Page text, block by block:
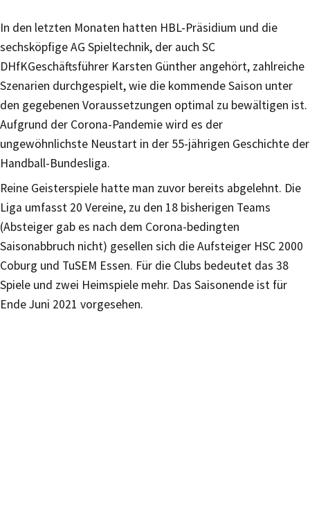
In den letzten Monaten hatten HBL-Präsidium und die
sechsköpfige AG Spieltechnik, der auch SC
DHfKGeschäftsführer Karsten Günther angehört, zahlreiche
Szenarien durchgespielt, wie die kommende Saison unter
den gegebenen Voraussetzungen optimal zu bewältigen ist.
Aufgrund der Corona-Pandemie wird es der
ungewöhnlichste Neustart in der 55-jährigen Geschichte der
Handball-Bundesliga.
Reine Geisterspiele hatte man zuvor bereits abgelehnt. Die
Liga umfasst 20 Vereine, zu den 18 bisherigen Teams
(Absteiger gab es nach dem Corona-bedingten
Saisonabbruch nicht) gesellen sich die Aufsteiger HSC 2000
Coburg und TuSEM Essen. Für die Clubs bedeutet das 38
Spiele und zwei Heimspiele mehr. Das Saisonende ist für
Ende Juni 2021 vorgesehen.